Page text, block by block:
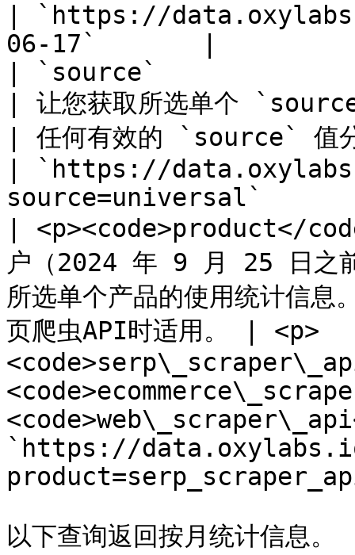
| `https://
06-17`       |
| `source`
| 让您获取所选单个
| 任何有效的 `source` 值
| `https://
source=universal`
| <p><code>product</
户（2024 年 9 月 25 日之
所选单个产品的使用统计信息
页爬虫API时适用。 | <p>
`https://
以下查询返回按月统计信息。